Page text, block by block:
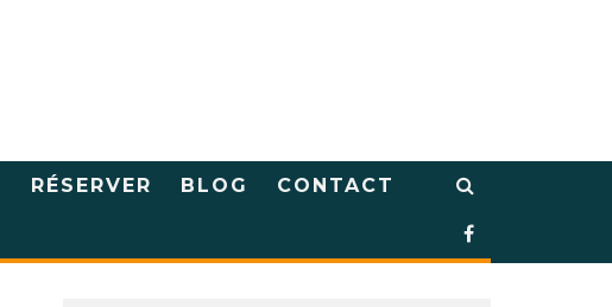
RÉSERVER BLOG CONTACT